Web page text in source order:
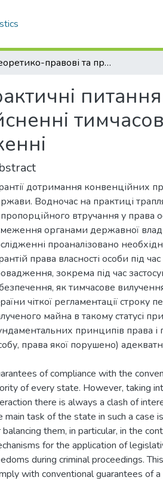
Теоретико-правові та практичні питання реалізації конвенційного права власності при здійсненні тимчасового вилучення майна в кримінальному провадженні
дотримання конвенційних
Водночас на практиці
втручання у права
органами державної
проаналізовано
права власності особи під
зокрема під час
як тимчасове
чіткої регламентації строку
майна в такому статусі
принципів права і
права якої порушено)
of compliance with the
of every state. However, taking
there is always a clash of
main task of the state in such a case
balancing them, in particular, in the
for the application of
during criminal proceedings.
with conventional guarantees of